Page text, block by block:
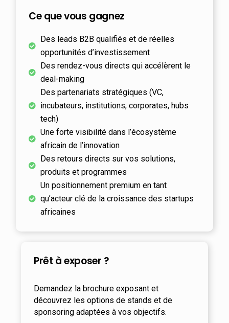
Ce que vous gagnez
Des leads B2B qualifiés et de réelles
opportunités d’investissement
Des rendez-vous directs qui accélèrent le
deal-making
Des partenariats stratégiques (VC,
incubateurs, institutions, corporates, hubs
tech)
Une forte visibilité dans l’écosystème
africain de l’innovation
Des retours directs sur vos solutions,
produits et programmes
Un positionnement premium en tant
qu’acteur clé de la croissance des startups
africaines
Prêt à exposer ?
Demandez la brochure exposant et
découvrez les options de stands et de
sponsoring adaptées à vos objectifs.